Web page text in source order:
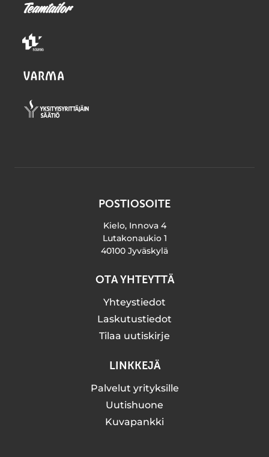
POSTIOSOITE
Kielo, Innova 4
Lutakonaukio 1
40100 Jyväskylä
OTA YHTEYTTÄ
Yhteystiedot
Laskutustiedot
Tilaa uutiskirje
LINKKEJÄ
Palvelut yrityksille
Uutishuone
Kuvapankki